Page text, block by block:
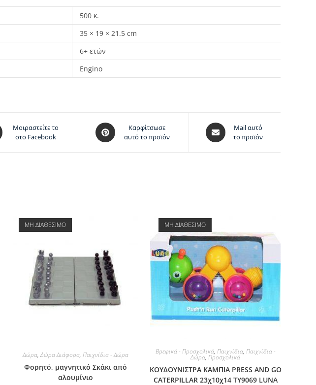
500 κ.
35 × 19 × 21.5 cm
6+ ετών
Engino
Μοιραστείτε το
στο Facebook
Καρφίτσωσε
αυτό το προϊόν
Mail αυτό
το προϊόν
ΜΗ ΔΙΑΘΕΣΙΜΟ
Δώρα,Δώρα Διάφορα, Παιχνίδια - Δώρα
Φορητό, μαγνητικό Σκάκι από
αλουμίνιο
ΜΗ ΔΙΑΘΕΣΙΜΟ
Βρεφικά - Προσχολικά, Παιχνίδια, Παιχνίδια -
Δώρα,Προσχολικά
ΚΟΥΔΟΥΝΙΣΤΡΑ ΚΑΜΠΙΑ PRESS AND GO
CATERPILLAR 23χ10χ14 TY9069 LUNA